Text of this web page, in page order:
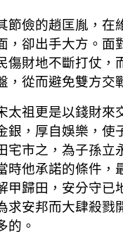
節儉的趙匡胤，在
，卻出手大方。面
傷財地不斷打仗，
，從而避免雙方交
太祖更是以錢財來
銀，厚自娛樂，使
宅市之，為子孫立
時他承諾的條件，
甲歸田，安分守已
求安邦而大肆殺戮
的。